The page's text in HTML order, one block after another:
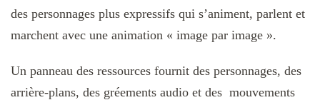
des personnages plus expressifs qui s’animent, parlent et
marchent avec une animation « image par image ».
Un panneau des ressources fournit des personnages, des
arrière-plans, des gréements audio et des mouvements